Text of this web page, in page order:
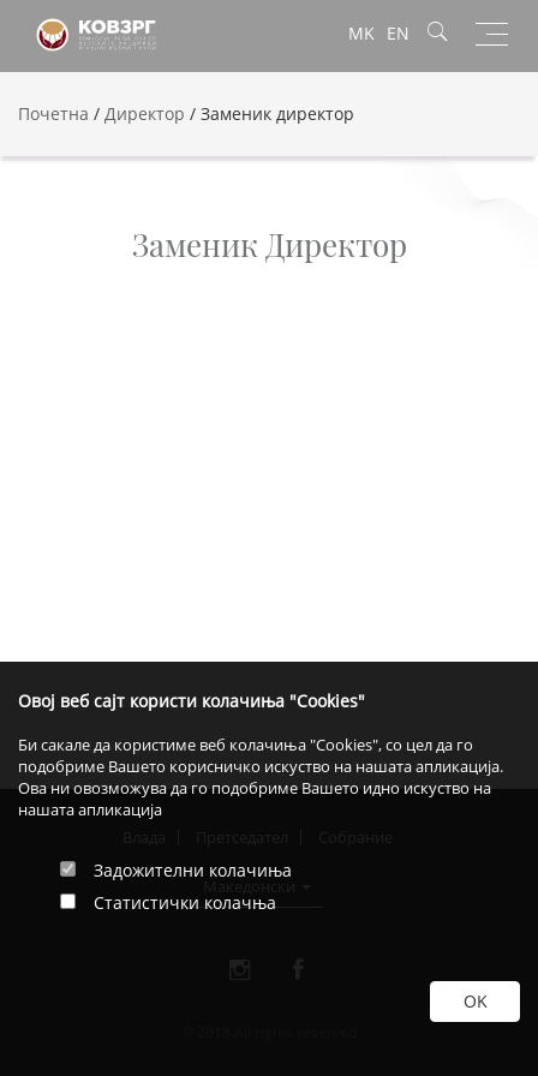
Овој веб сајт користи колачиња "Cookies"
Би сакале да користиме веб колачиња "Cookies", со цел да го
подобриме Вашето корисничко искуство на нашата апликација.
Ова ни овозможува да го подобриме Вашето идно искуство на
нашата апликација
Задожителни колачиња
Статистички колачња
MK EN
Почетна / Директор / Заменик директор
Заменик Директор